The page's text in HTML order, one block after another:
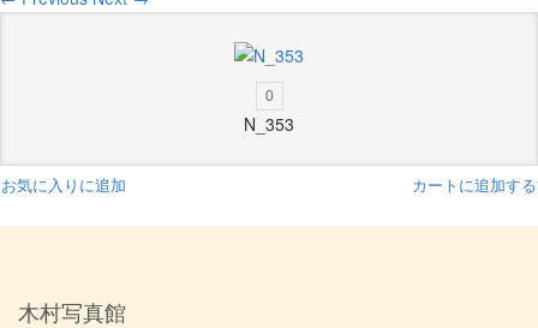
0
N_353
お気に入りに追加 カートに追加する
木村写真館